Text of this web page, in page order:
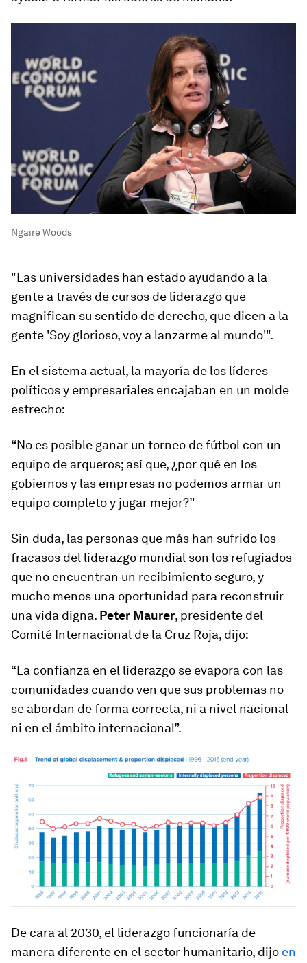
Ngaire Woods
"Las universidades han estado ayudando a la
gente a través de cursos de liderazgo que
magnifican su sentido de derecho, que dicen a la
gente 'Soy glorioso, voy a lanzarme al mundo'".
En el sistema actual, la mayoría de los líderes
políticos y empresariales encajaban en un molde
estrecho:
“No es posible ganar un torneo de fútbol con un
equipo de arqueros; así que, ¿por qué en los
gobiernos y las empresas no podemos armar un
equipo completo y jugar mejor?”
Sin duda, las personas que más han sufrido los
fracasos del liderazgo mundial son los refugiados
que no encuentran un recibimiento seguro, y
mucho menos una oportunidad para reconstruir
una vida digna. Peter Maurer, presidente del
Comité Internacional de la Cruz Roja, dijo:
“La confianza en el liderazgo se evapora con las
comunidades cuando ven que sus problemas no
se abordan de forma correcta, ni a nivel nacional
ni en el ámbito internacional”.
De cara al 2030, el liderazgo funcionaría de
manera diferente en el sector humanitario, dijo en